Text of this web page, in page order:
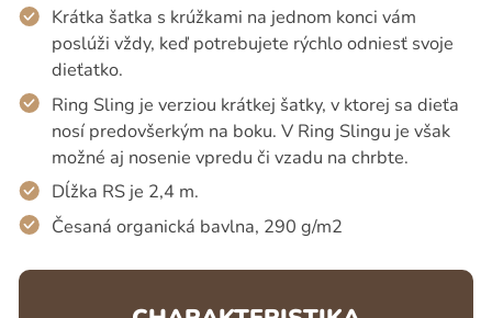
Krátka šatka s krúžkami na jednom konci vám
poslúži vždy, keď potrebujete rýchlo odniesť svoje
dieťatko.
Ring Sling je verziou krátkej šatky, v ktorej sa dieťa
nosí predovšerkým na boku. V Ring Slingu je však
možné aj nosenie vpredu či vzadu na chrbte.
Dĺžka RS je 2,4 m.
Česaná organická bavlna, 290 g/m2